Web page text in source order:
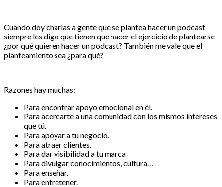
Cuando doy charlas a gente que se plantea hacer un podcast
siempre les digo que tienen que hacer el ejercicio de plantearse
¿por qué quieren hacer un podcast? También me vale que el
planteamiento sea ¿para qué?
Razones hay muchas:
Para encontrar apoyo emocional en él.
Para acercarte a una comunidad con los mismos intereses
que tú.
Para apoyar a tu negocio.
Para atraer clientes.
Para dar visibilidad a tu marca
Para divulgar conocimientos, cultura…
Para enseñar.
Para entretener.